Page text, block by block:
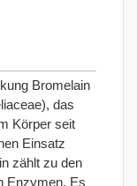
Bromelain
das
Körper seit
Einsatz
zählt zu den
Enzymen. Es